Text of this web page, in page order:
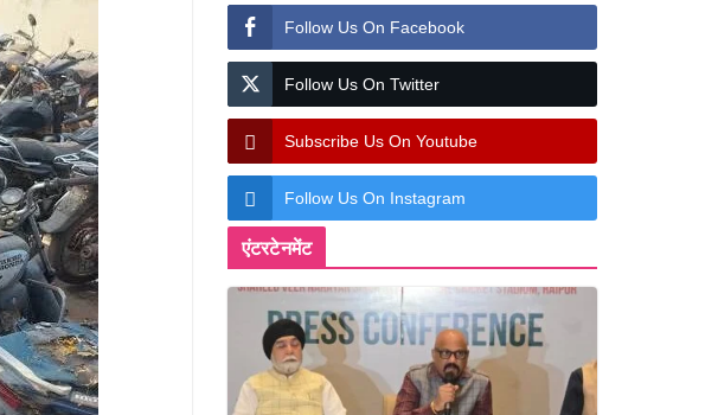
Follow Us On Facebook
Follow Us On Twitter
Subscribe Us On Youtube
Follow Us On Instagram
एंटरटेनमेंट